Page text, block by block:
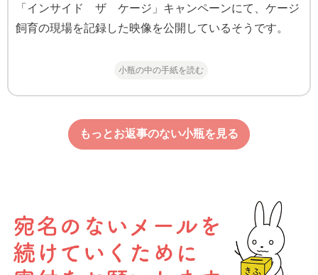
「インサイド ザ ケージ」キャンペーンにて、ケージ
飼育の現場を記録した映像を公開しているそうです。
小瓶の中の手紙を読む
もっとお返事のない小瓶を見る